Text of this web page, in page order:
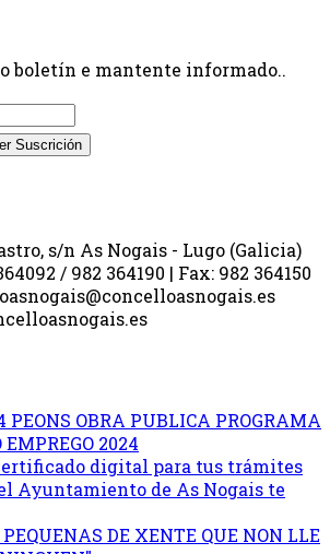
boletín e mantente informado..
s/n As Nogais - Lugo (Galicia)
/ 982 364190 | Fax: 982 364150
PEONS OBRA PUBLICA PROGRAMA
EMPREGO 2024
digital para tus trámites
Ayuntamiento de As Nogais te
DE XENTE QUE NON LLE